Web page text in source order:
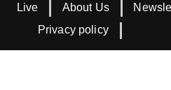
Live About Us
Privacy policy